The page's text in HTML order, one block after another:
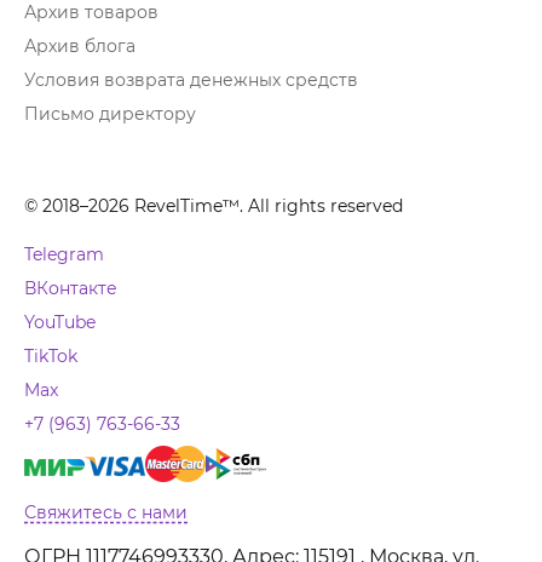
Архив товаров
Архив блога
Условия возврата денежных средств
Письмо директору
© 2018–2026 RevelTime™. All rights reserved
Telegram
ВКонтакте
YouTube
TikTok
Max
+7 (963) 763-66-33
Свяжитесь с нами
ОГРН 1117746993330, Адрес: 115191 , Москва, ул.